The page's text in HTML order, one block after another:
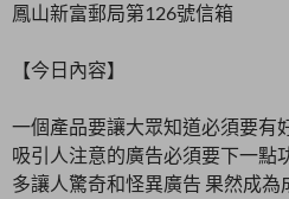
鳳山新富郵局第126號信箱
【今日內容】
一個產品要讓大眾知道必須要有
吸引人注意的廣告必須要下一點
多讓人驚奇和怪異廣告 果然成